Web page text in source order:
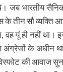
जब भारतीय
के तीन सौ व्यक्ति
यूं ही नहीं था।
अंग्रेजों के अधीन
विस्फोट की